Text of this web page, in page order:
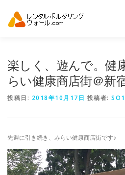
楽しく、遊んで。
らい健康商店街＠新
投稿日: 2018年10月17日 投稿者:
先週に引き続き、みらい健康商店街です♪